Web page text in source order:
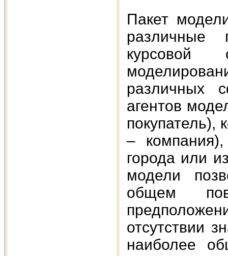
Пакет
различные
курсовой
различных
агентов
покупатель),
–
города или
модели
общем
отсутствии
наиболее